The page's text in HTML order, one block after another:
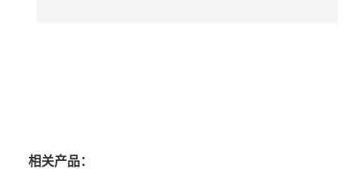
相关产品：